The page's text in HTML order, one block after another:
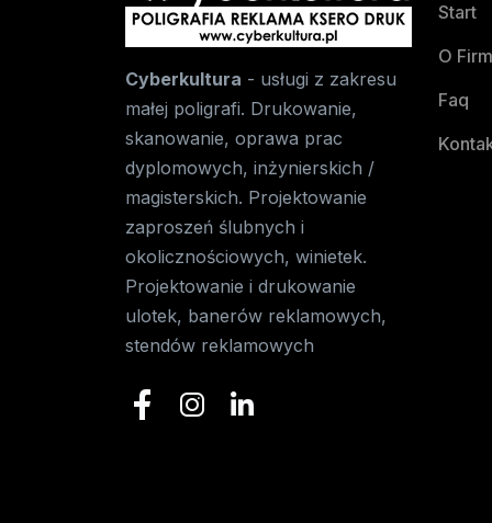
Cyberkultura - usługi z zakresu
małej poligrafi. Drukowanie,
skanowanie, oprawa prac
dyplomowych, inżynierskich /
magisterskich. Projektowanie
zaproszeń ślubnych i
okolicznościowych, winietek.
Projektowanie i drukowanie
ulotek, banerów reklamowych,
stendów reklamowych
Start
O
Faq